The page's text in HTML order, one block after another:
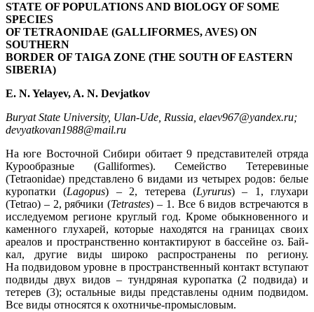
STATE OF POPULATIONS AND BIOLOGY OF SOME
SPECIES
OF TETRAONIDAE (GALLIFORMES, AVES) ON
SOUTHERN
BORDER OF TAIGA ZONE (THE SOUTH OF EASTERN
SIBERIA)
E. N. Yelayev, A. N. Devjatkov
Buryat State University, Ulan-Ude, Russia, elaev967@yandex.ru;
devyatkovan1988@mail.ru
На юге Восточной Сибири обитает 9 представителей отряда
Курообразные (Galliformes). Семейство Тетеревиные
(Tetraonidae) представлено 6 видами из четырех родов: белые
куропатки (Lagopus) – 2, тетерева (Lyrurus) – 1, глухари
(Tetrao) – 2, рябчики (Tetrastes) – 1. Все 6 видов встреча­ются в
исследуемом регионе круглый год. Кроме обыкновенного и
каменного глухарей, которые находятся на границах своих
ареалов и пространственно контактируют в бассейне оз. Бай­
кал, другие виды широко распространены по региону.
На подвидовом уровне в пространствен­ный контакт вступают
подвиды двух видов – тундряная куропатка (2 подвида) и
тетерев (3); остальные виды представлены одним подвидом.
Все виды относятся к охотничье-промысловым.